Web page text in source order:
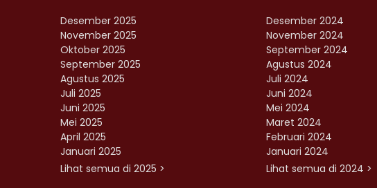
Desember 2025
November 2025
Oktober 2025
September 2025
Agustus 2025
Juli 2025
Juni 2025
Mei 2025
April 2025
Januari 2025
Lihat semua di 2025 >
Desember 2024
November 2024
September 2024
Agustus 2024
Juli 2024
Juni 2024
Mei 2024
Maret 2024
Februari 2024
Januari 2024
Lihat semua di 2024 >